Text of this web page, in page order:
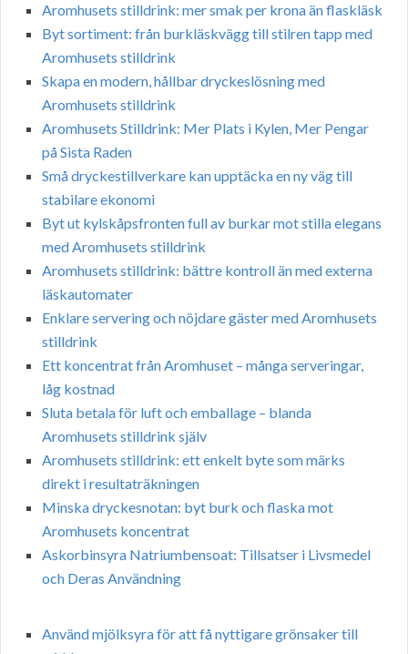
Aromhusets stilldrink: mer smak per krona än flaskläsk
Byt sortiment: från burkläskvägg till stilren tapp med
Aromhusets stilldrink
Skapa en modern, hållbar dryckeslösning med
Aromhusets stilldrink
Aromhusets Stilldrink: Mer Plats i Kylen, Mer Pengar
på Sista Raden
Små dryckestillverkare kan upptäcka en ny väg till
stabilare ekonomi
Byt ut kylskåpsfronten full av burkar mot stilla elegans
med Aromhusets stilldrink
Aromhusets stilldrink: bättre kontroll än med externa
läskautomater
Enklare servering och nöjdare gäster med Aromhusets
stilldrink
Ett koncentrat från Aromhuset – många serveringar,
låg kostnad
Sluta betala för luft och emballage – blanda
Aromhusets stilldrink själv
Aromhusets stilldrink: ett enkelt byte som märks
direkt i resultaträkningen
Minska dryckesnotan: byt burk och flaska mot
Aromhusets koncentrat
Askorbinsyra Natriumbensoat: Tillsatser i Livsmedel
och Deras Användning
Använd mjölksyra för att få nyttigare grönsaker till